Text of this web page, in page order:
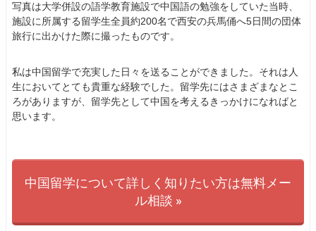
写真は大学併設の語学教育施設で中国語の勉強をしていた当時、
施設に所属する留学生全員約200名で西安の兵馬俑へ5日間の団体
旅行に出かけた際に撮ったものです。
私は中国留学で充実した日々を送ることができました。それは人
生においてとても貴重な経験でした。留学先にはさまざまなとこ
ろがありますが、留学先として中国を考えるきっかけになればと
思います。
中国留学について詳しく知りたい方は無料メー
ル相談 »